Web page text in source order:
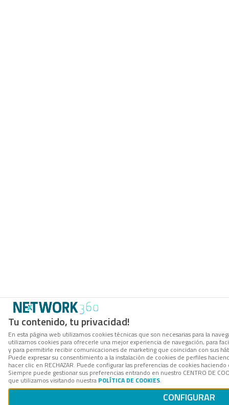
Tu contenido, tu privacidad!
En esta página web utilizamos cookies técnicas que son necesarias para la
utilizamos cookies para ofrecerle una mejor experiencia de navegación, para
y para permitirle recibir comunicaciones de marketing que coincidan con sus
Puede expresar su consentimiento a la instalación de cookies de perfiles
hacer clic en RECHAZAR. Puede configurar las preferencias de cookies haciendo
Siempre puede gestionar sus preferencias entrando en nuestro CENTRO DE
que utilizamos visitando nuestra POLÍTICA DE COOKIES.
CONFIGURAR